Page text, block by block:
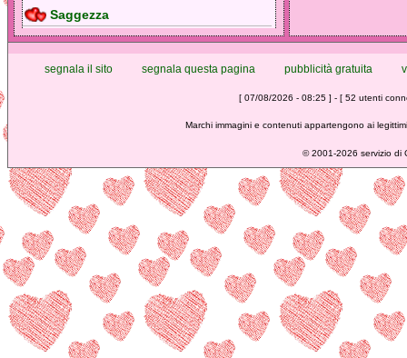
Saggezza
segnala il sito segnala questa pagina pubblicità gratuita
[ 07/08/2026 - 08:25 ] - [ 52 utenti
Marchi immagini e contenuti appartengono ai
©2001-2026 servizio di